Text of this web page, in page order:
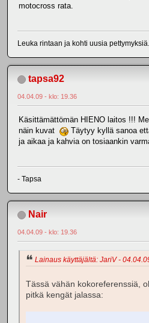
motocross rata.
Leuka rintaan ja kohti uusia pettymyksiä.
tapsa92
04.04.09 - klo: 19.36
Käsittämättömän HIENO laitos !!!
näin kuvat
Täytyy kyllä sanoa
ja aikaa ja kahvia on tosiaankin
- Tapsa
Nair
04.04.09 - klo: 19.36
Lainaus käyttäjältä: JariV -
Tässä vähän kokoreferenssiä,
pitkä kengät jalassa: